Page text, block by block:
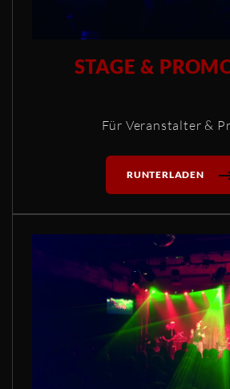
STAGE &
Für Veranstalter &
RUNTERLADEN